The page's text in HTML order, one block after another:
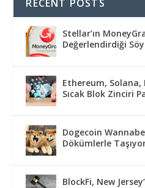
RECENT POSTS
Stellar’ın
Değerlendirdiği
Ethereum, Solana,
Sıcak Blok Zinciri
Dogecoin
Dökümlerle
BlockFi, New